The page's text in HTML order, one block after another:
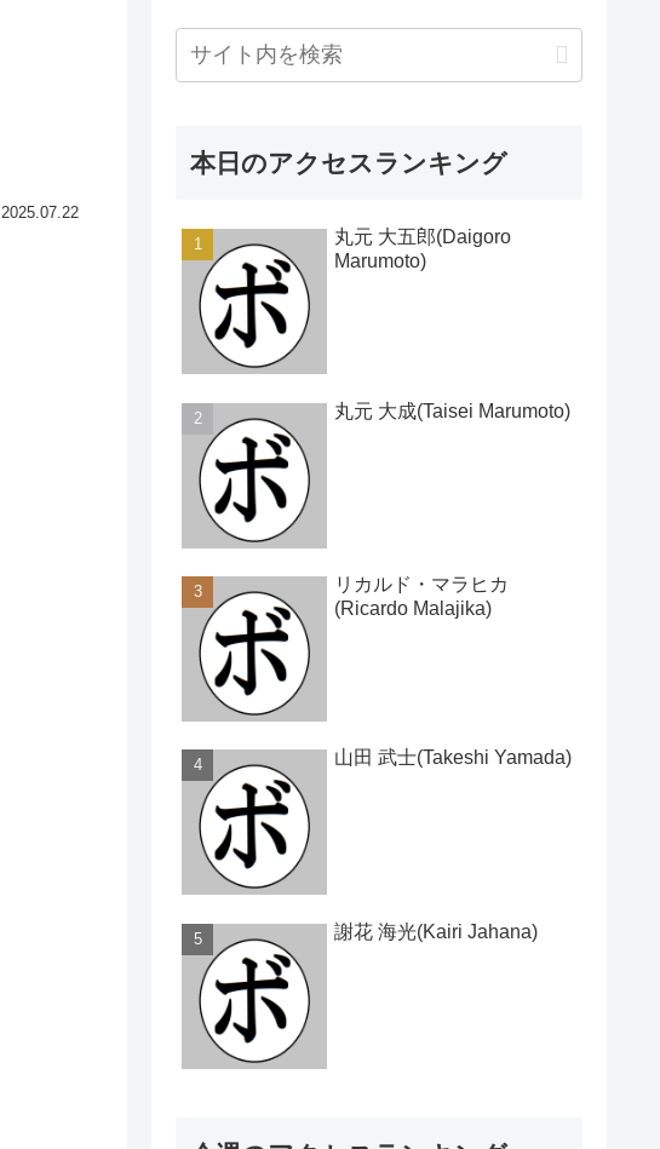
2025.07.22
本日のアクセスランキング
丸元 大五郎(Daigoro
Marumoto)
丸元 大成(Taisei Marumoto)
リカルド・マラヒカ
(Ricardo Malajika)
山田 武士(Takeshi Yamada)
謝花 海光(Kairi Jahana)